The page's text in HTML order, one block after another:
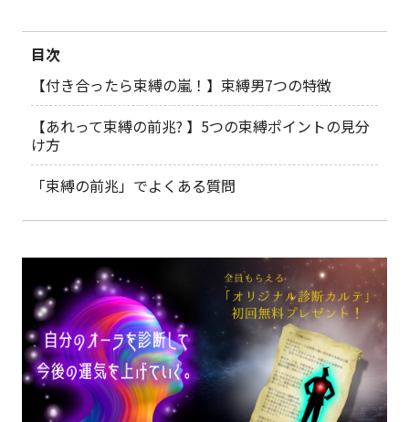
目次
【付き合ったら束縛の嵐！】束縛男7つの特徴
【あれって束縛の前兆? 】5つの束縛ポイントの見分
け方
「束縛の前兆」でよくある質問